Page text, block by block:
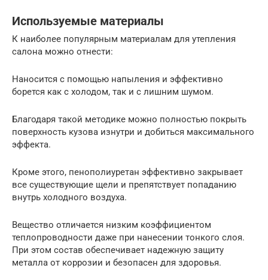
Используемые материалы
К наиболее популярным материалам для утепления
салона можно отнести:
Наносится с помощью напыления и эффективно
борется как с холодом, так и с лишним шумом.
Благодаря такой методике можно полностью покрыть
поверхность кузова изнутри и добиться максимального
эффекта.
Кроме этого, пенополиуретан эффективно закрывает
все существующие щели и препятствует попаданию
внутрь холодного воздуха.
Вещество отличается низким коэффициентом
теплопроводности даже при нанесении тонкого слоя.
При этом состав обеспечивает надежную защиту
металла от коррозии и безопасен для здоровья.